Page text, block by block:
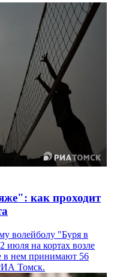
как проходит
волейболу "Буря в
июля на кортах возле
в нем принимают 56
Томск.